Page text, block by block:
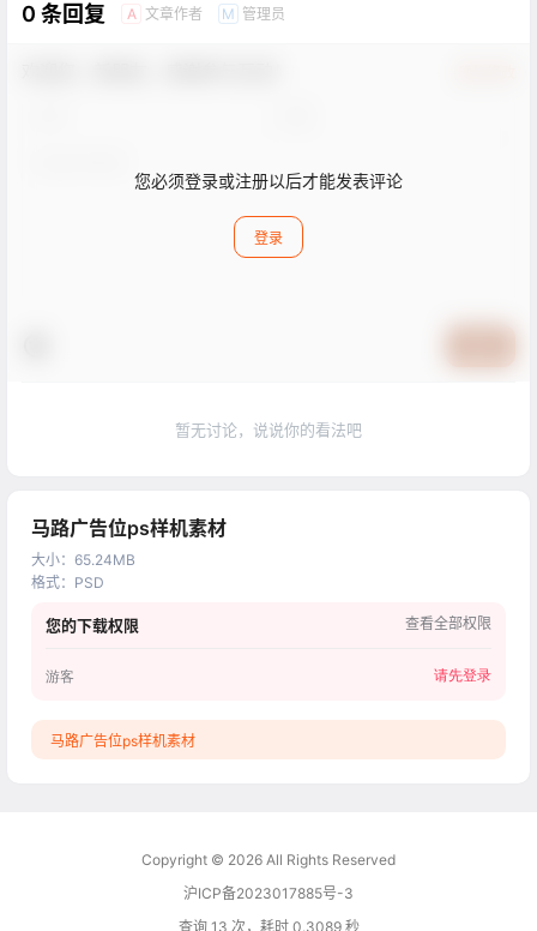
0 条回复 A 文章作者 M 管理员
您必须登录或注册以后才能发表评论
登录
暂无讨论，说说你的看法吧
马路广告位ps样机素材
大小： 65.24MB
格式： PSD
您的下载权限 查看全部权限
游客 请先登录
马路广告位ps样机素材
Copyright © 2026 All Rights Reserved
沪ICP备2023017885号-3
查询 13 次，耗时 0.3089 秒